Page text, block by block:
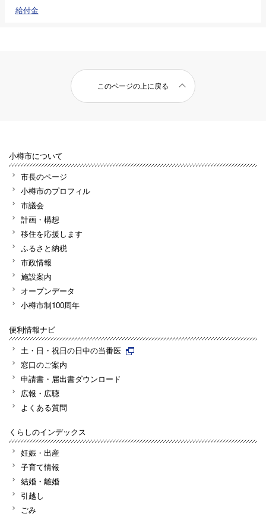
給付金
このページの上に戻る
小樽市について
市長のページ
小樽市のプロフィル
市議会
計画・構想
移住を応援します
ふるさと納税
市政情報
施設案内
オープンデータ
小樽市制100周年
便利情報ナビ
土・日・祝日の日中の当番医
窓口のご案内
申請書・届出書ダウンロード
広報・広聴
よくある質問
くらしのインデックス
妊娠・出産
子育て情報
結婚・離婚
引越し
ごみ